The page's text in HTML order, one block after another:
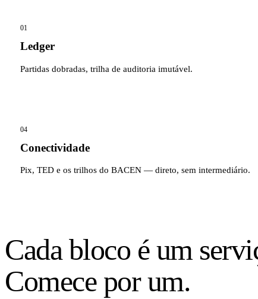
01
Ledger
Partidas dobradas, trilha de auditoria imutável.
04
Conectividade
Pix, TED e os trilhos do BACEN — direto, sem intermediário.
Cada bloco é um
Comece por um.